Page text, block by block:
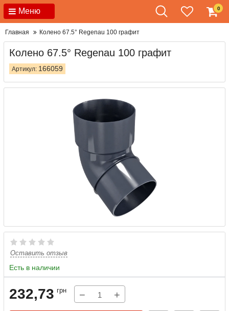
Меню 0
Главная Колено 67.5° Regenau 100 графит
Колено 67.5° Regenau 100 графит
Артикул: 166059
Оставить отзыв
Есть в наличии
232,73 грн − +